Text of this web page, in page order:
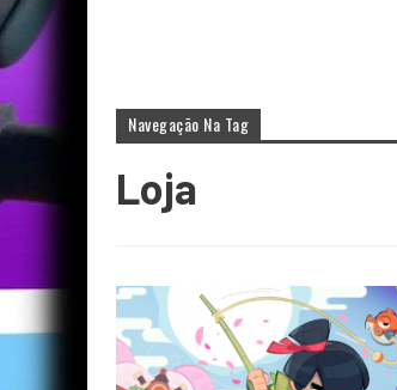
Navegação Na Tag
Loja